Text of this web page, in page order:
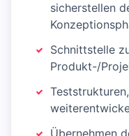
sicherstellen
Schnittstelle
Produkt-/